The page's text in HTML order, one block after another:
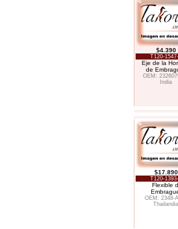
$4.390
T120-
Eje de la
de
OEM:
India
$17.890
T120-
Flexible
OEM: 2348-
Thailandia